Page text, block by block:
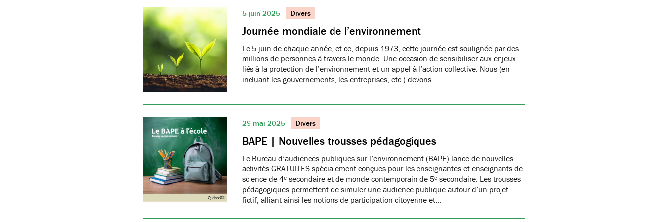
5 juin 2025 Divers
Journée mondiale de l’environnement
Le 5 juin de chaque année, et ce, depuis 1973, cette journée est soulignée par des
millions de personnes à travers le monde. Une occasion de sensibiliser aux enjeux
liés à la protection de l’environnement et un appel à l’action collective. Nous (en
incluant les gouvernements, les entreprises, etc.) devons…
29 mai 2025 Divers
BAPE | Nouvelles trousses pédagogiques
Le Bureau d’audiences publiques sur l’environnement (BAPE) lance de nouvelles
activités GRATUITES spécialement conçues pour les enseignantes et enseignants de
science de 4ᵉ secondaire et de monde contemporain de 5ᵉ secondaire. Les trousses
pédagogiques permettent de simuler une audience publique autour d’un projet
fictif, alliant ainsi les notions de participation citoyenne et…